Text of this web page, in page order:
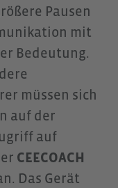
Pausen
mit
Bedeutung.
müssen sich
auf der
auf
CEECOACH
Das Gerät